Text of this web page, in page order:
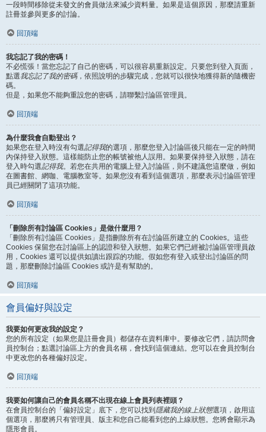
一段時間移除從未發文的會員做法來減少資料量。如果是這個原因，那麼請重新
註冊並參與更多的討論。
回頂端
我忘記了我的密碼！
不必慌張！當您忘記了自己的密碼，可以很容易重新設定。只要您到登入頁面，
點選我忘記了我的密碼，依照說明的步驟完成，您就可以很快地獲得新的隨機密
碼。
但是，如果您不能夠重設您的密碼，請聯繫討論區管理員。
回頂端
為什麼我會自動登出？
如果您在登入時沒有勾選記得我的選項，那麼您登入討論區後只能在一定的時間
內保持登入狀態。這樣能防止您的帳號被他人誤用。如果要保持登入狀態，請在
登入時勾選記得我。若您在共用的電腦上登入討論區，則不建議您這麼做，例如
在圖書館、網咖、電腦教室等。如果您沒有看到這個選項，那麼表示討論區管理
員已經關閉了這項功能。
回頂端
「刪除所有討論區 Cookies」是做什麼用？
「刪除所有討論區 Cookies」是指刪除所有在討論區所建立的 Cookies。這些
Cookies 保留您在討論區上的認證和登入狀態。如果它們已經被討論區管理員啟
用，Cookies 還可以提供如讀出跟踪的功能。假如您有登入或登出討論區的問
題，那麼刪除討論區 Cookies 或許是有幫助的。
回頂端
會員偏好與設定
我要如何更改我的設定？
您的所有設定（如果您是註冊會員）都儲存在資料庫中。要修改它們，請訪問會
員控制台；點選討論區上方的會員名稱，會找到這個連結。您可以在會員控制台
中更改您的各種偏好設定。
回頂端
我要如何讓自己的會員名稱不出現在線上會員列表裡頭？
在會員控制台的「偏好設定」底下，您可以找到 隱藏我的線上狀態選項，啟用這
個選項，那麼將只有管理員、版主和您自己能看到您的上線狀態。您將會顯示為
隱形會員。